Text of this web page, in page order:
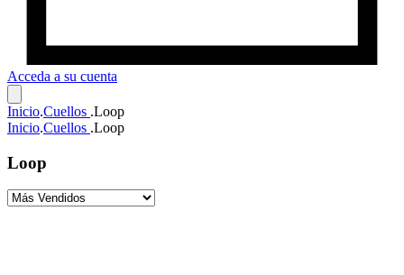
Acceda a su cuenta
Inicio.Cuellos .Loop
Inicio.Cuellos .Loop
Loop